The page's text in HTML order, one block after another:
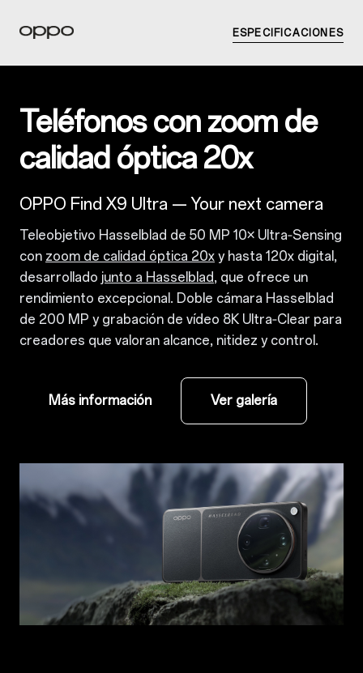
ESPECIFICACIONES
Teléfonos con zoom de
calidad óptica 20x
OPPO Find X9 Ultra — Your next camera
Teleobjetivo Hasselblad de 50 MP 10× Ultra‑Sensing
con zoom de calidad óptica 20x y hasta 120x digital,
desarrollado junto a Hasselblad, que ofrece un
rendimiento excepcional. Doble cámara Hasselblad
de 200 MP y grabación de vídeo 8K Ultra‑Clear para
creadores que valoran alcance, nitidez y control.
Más información Ver galería